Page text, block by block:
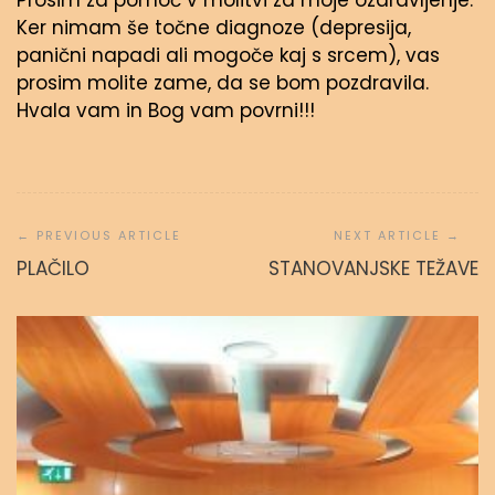
Ker nimam še točne diagnoze (depresija,
panični napadi ali mogoče kaj s srcem), vas
prosim molite zame, da se bom pozdravila.
Hvala vam in Bog vam povrni!!!
prispevka
PLAČILO STANOVANJSKE TEŽAVE